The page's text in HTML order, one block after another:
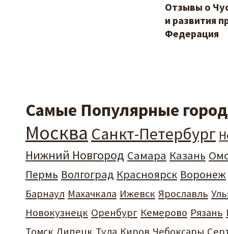
Отзывы о
и развития
Федерация
Самые Популярные
Москва Санкт-Петербург
Нижний Новгород Самара Казань
Пермь Волгоград Красноярск Воронеж
Барнаул Махачкала Ижевск Ярославль
Новокузнецк Оренбург Кемерово Рязань